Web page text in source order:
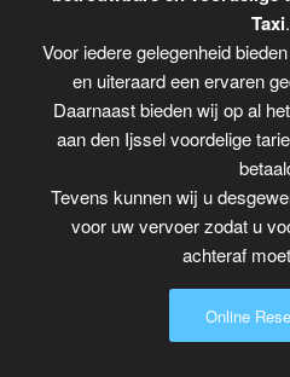
Taxi.
Voor iedere gelegenheid
en uiteraard een ervaren
Daarnaast bieden wij op al
aan den Ijssel voordelige
Tevens kunnen wij u
voor uw vervoer zodat u
achteraf
Online